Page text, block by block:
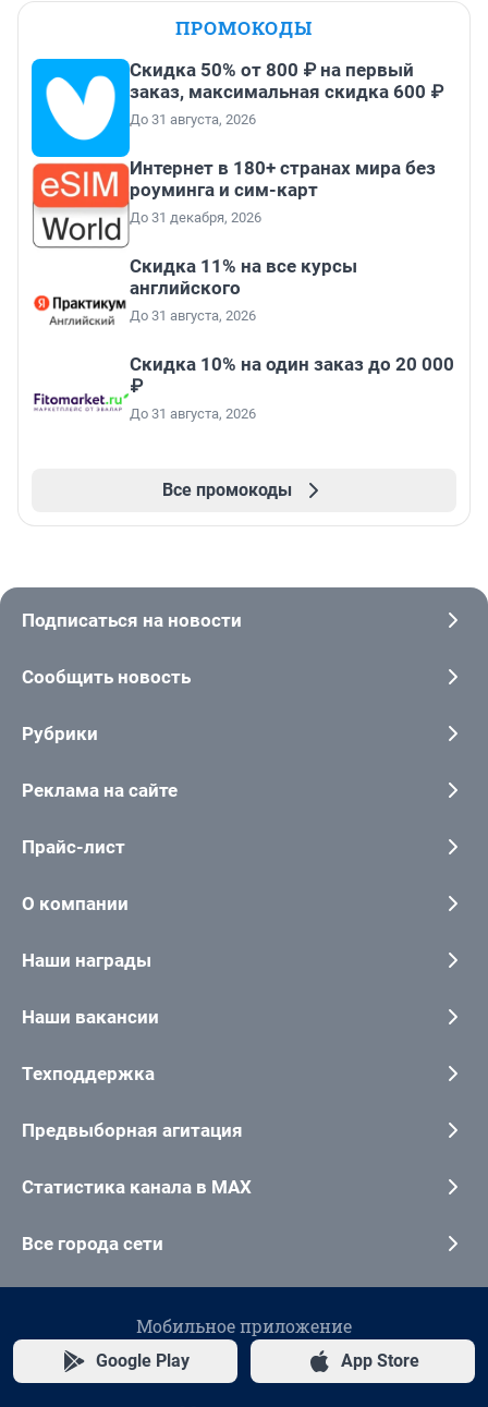
ПРОМОКОДЫ
Скидка 50% от 800 ₽ на первый
заказ, максимальная скидка 600 ₽
До 31 августа, 2026
Интернет в 180+ странах мира без
роуминга и сим-карт
До 31 декабря, 2026
Скидка 11% на все курсы
английского
До 31 августа, 2026
Скидка 10% на один заказ до 20 000
₽
До 31 августа, 2026
Все промокоды
Подписаться на новости
Сообщить новость
Рубрики
Реклама на сайте
Прайс-лист
О компании
Наши награды
Наши вакансии
Техподдержка
Предвыборная агитация
Статистика канала в MAX
Все города сети
Мобильное приложение
Google Play App Store